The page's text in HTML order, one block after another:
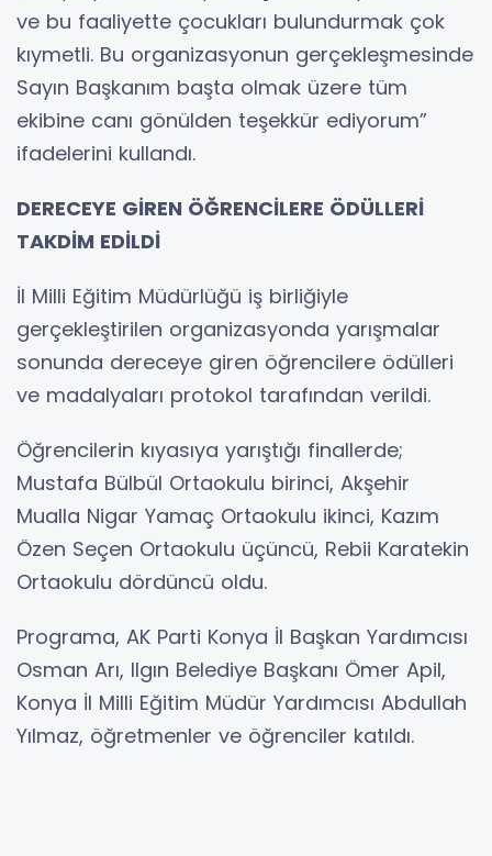
ve bu faaliyette çocukları bulundurmak çok
kıymetli. Bu organizasyonun gerçekleşmesinde
Sayın Başkanım başta olmak üzere tüm
ekibine canı gönülden teşekkür ediyorum”
ifadelerini kullandı.
DERECEYE GİREN ÖĞRENCİLERE ÖDÜLLERİ
TAKDİM EDİLDİ
İl Milli Eğitim Müdürlüğü iş birliğiyle
gerçekleştirilen organizasyonda yarışmalar
sonunda dereceye giren öğrencilere ödülleri
ve madalyaları protokol tarafından verildi.
Öğrencilerin kıyasıya yarıştığı finallerde;
Mustafa Bülbül Ortaokulu birinci, ⁠Akşehir
Mualla Nigar Yamaç Ortaokulu ikinci, Kazım
Özen Seçen Ortaokulu üçüncü, Rebii Karatekin
Ortaokulu dördüncü oldu.
Programa, AK Parti Konya İl Başkan Yardımcısı
Osman Arı, Ilgın Belediye Başkanı Ömer Apil,
Konya İl Milli Eğitim Müdür Yardımcısı Abdullah
Yılmaz, öğretmenler ve öğrenciler katıldı.